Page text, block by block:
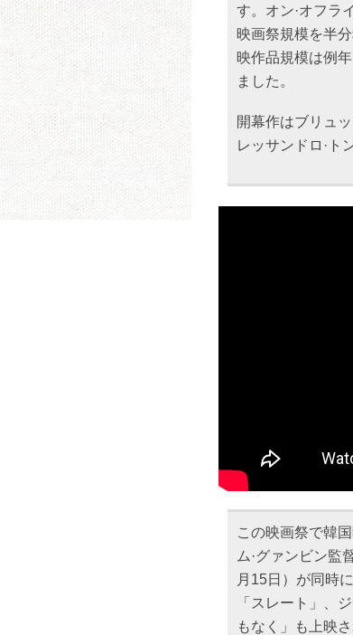
す。オン·オフラ
映画祭規模を半
映作品規模は例
ました。
開幕作はブリュ
レッサンドロ·ト
この映画祭で韓
ム·グァンビン監
月15日）が同時
「スレート」、
もなく」も上映さ